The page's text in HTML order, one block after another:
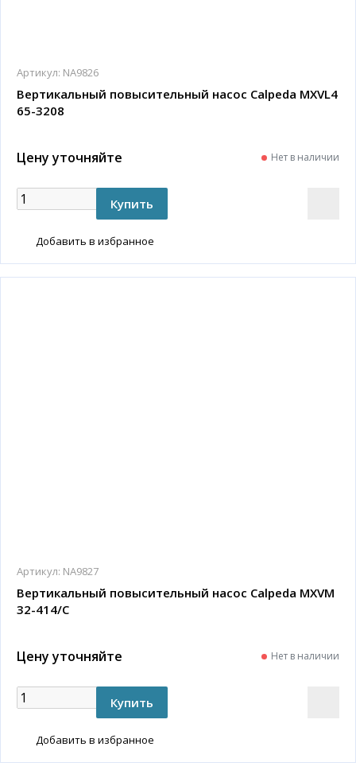
Артикул: NA9826
Вертикальный повысительный насос Calpeda MXVL4
65-3208
Цену уточняйте Нет в наличии
Добавить в избранное
Артикул: NA9827
Вертикальный повысительный насос Calpeda MXVM
32-414/C
Цену уточняйте Нет в наличии
Добавить в избранное